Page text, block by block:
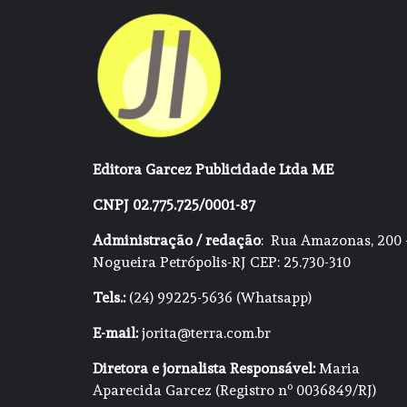
Editora Garcez Publicidade Ltda ME
CNPJ 02.775.725/0001-87
Administração / redação: Rua Amazonas, 200
Nogueira Petrópolis-RJ CEP: 25.730-310
Tels.:(24) 99225-5636 (Whatsapp)
E-mail:jorita@terra.com.br
Diretora e jornalista Responsável:Maria
Aparecida Garcez (Registro nº 0036849/RJ)